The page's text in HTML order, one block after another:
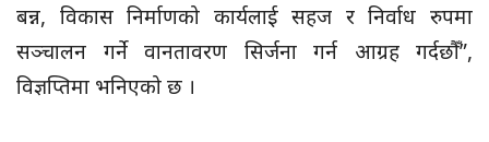
बन्न, विकास निर्माणको कार्यलाई सहज र निर्वाध रुपमा
सञ्चालन गर्ने वानतावरण सिर्जना गर्न आग्रह गर्दछौँ”,
विज्ञप्तिमा भनिएको छ ।